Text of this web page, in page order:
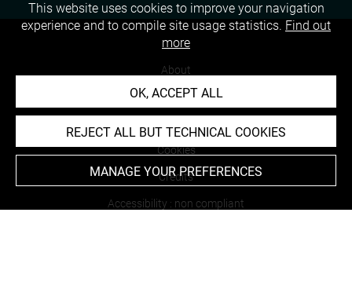
About
Contact Us
Cookies
Credits
Accessibility : non compliant
This website uses cookies to improve your navigation
experience and to compile site usage statistics. Find out
more
OK, ACCEPT ALL
REJECT ALL BUT TECHNICAL COOKIES
MANAGE YOUR PREFERENCES